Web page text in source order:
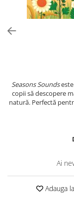
colorat cu apă
Puzzle
Seturi carti Usborne
Seasons Soundseste
copii să descopere
natură. Perfectă
Ai
Adauga